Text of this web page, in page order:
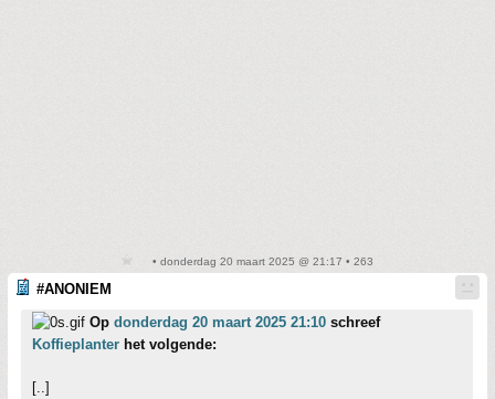
• donderdag 20 maart 2025 @ 21:17 • 263
#ANONIEM
Op donderdag 20 maart 2025 21:10 schreef
Koffieplanter het volgende:
[..]